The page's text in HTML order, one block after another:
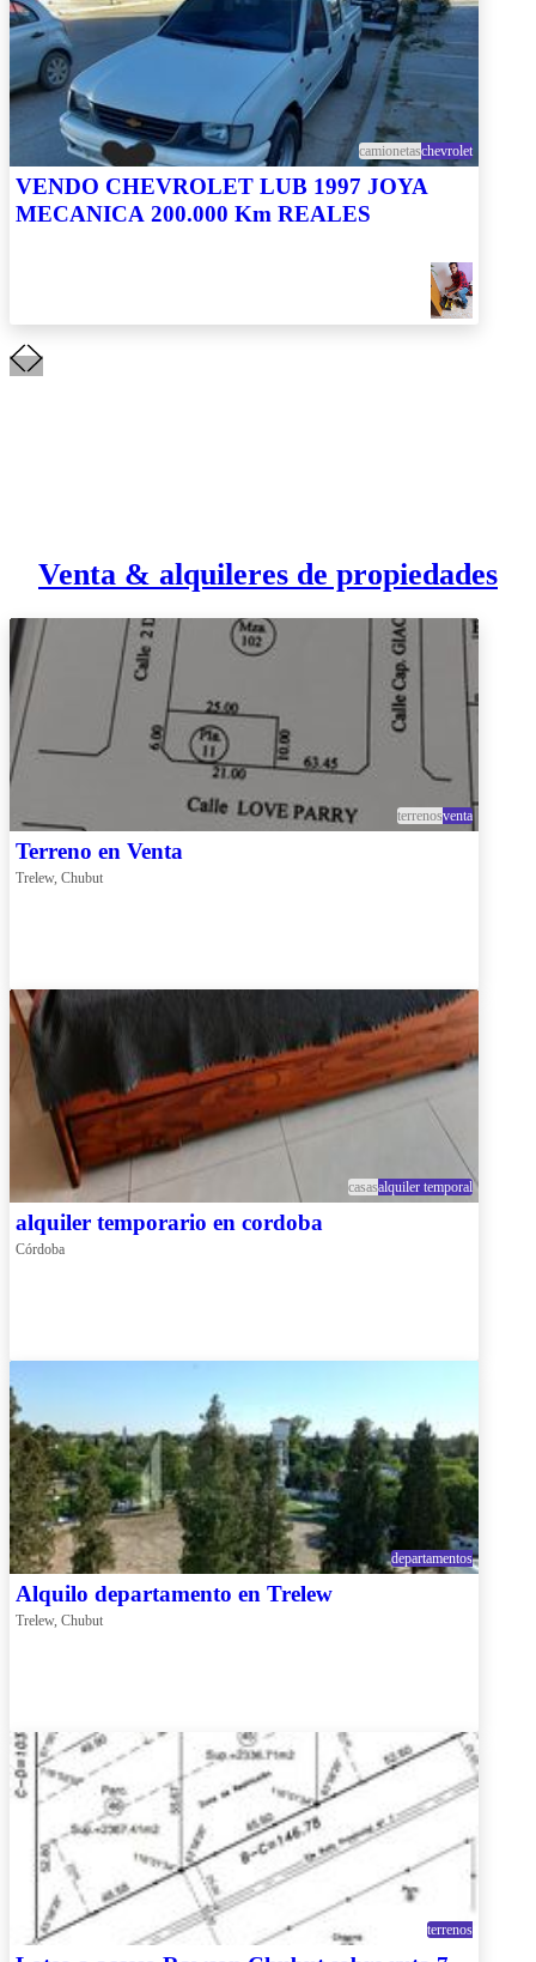
camionetaschevrolet
VENDO CHEVROLET LUB 1997 JOYA
MECANICA 200.000 Km REALES
Venta & alquileres de propiedades
terrenosventa
Terreno en Venta
Trelew, Chubut
casasalquiler temporal
alquiler temporario en cordoba
Córdoba
departamentos
Alquilo departamento en Trelew
Trelew, Chubut
terrenos